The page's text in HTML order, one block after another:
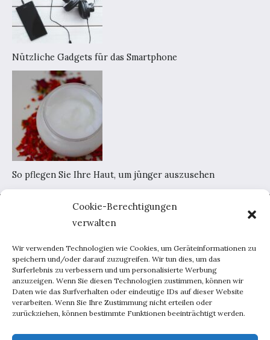
Cookie-Berechtigungen
verwalten
Wir verwenden Technologien wie Cookies, um Geräteinformationen zu
speichern und/oder darauf zuzugreifen. Wir tun dies, um das
Surferlebnis zu verbessern und um personalisierte Werbung
anzuzeigen. Wenn Sie diesen Technologien zustimmen, können wir
Daten wie das Surfverhalten oder eindeutige IDs auf dieser Website
verarbeiten. Wenn Sie Ihre Zustimmung nicht erteilen oder
zurückziehen, können bestimmte Funktionen beeinträchtigt werden.
Nützliche Gadgets für das Smartphone
So pflegen Sie Ihre Haut, um jünger auszusehen
Home
Portal-Werbung
Kontakt
Haus und Garten